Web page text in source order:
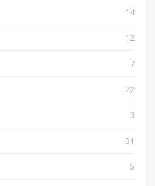
14
12
7
22
3
51
5